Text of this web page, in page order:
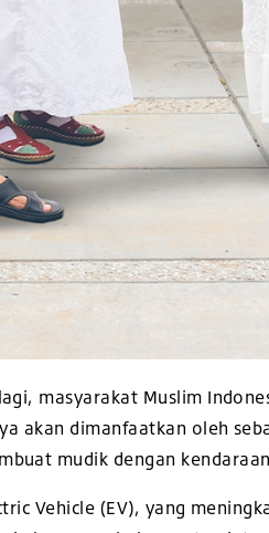
masyarakat Muslim
akan dimanfaatkan oleh
mudik dengan
Vehicle (EV), yang